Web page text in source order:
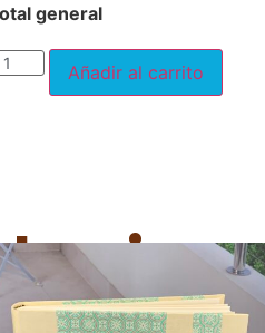
general
Añadir al carrito